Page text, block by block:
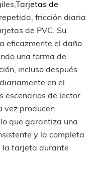
Tarjetas de
fricción diaria
de PVC. Su
eficazmente el daño
una forma de
incluso después
en el
escenarios de lector
vez producen
que garantiza una
y la completa
la tarjeta durante